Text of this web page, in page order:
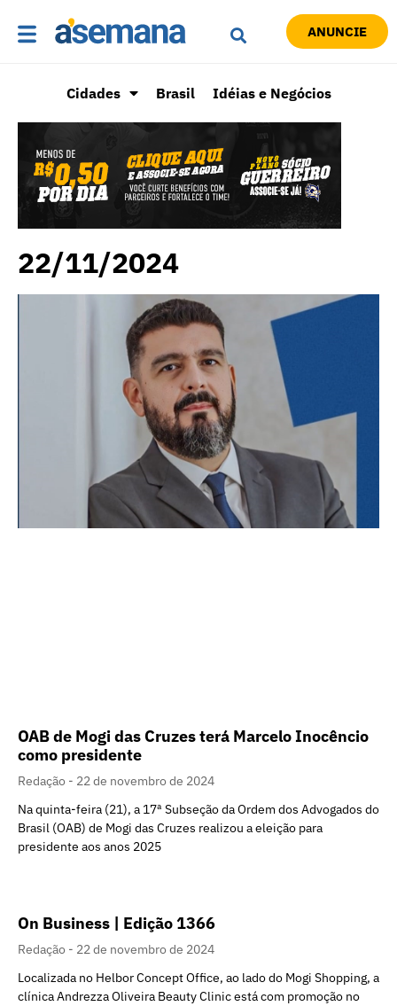
ANUNCIE
Cidades Brasil Idéias e Negócios
22/11/2024
OAB de Mogi das Cruzes terá Marcelo Inocêncio
como presidente
Redação
22 de novembro de 2024
Na quinta-feira (21), a 17ª Subseção da Ordem dos Advogados do
Brasil (OAB) de Mogi das Cruzes realizou a eleição para
presidente aos anos 2025
On Business | Edição 1366
Redação
22 de novembro de 2024
Localizada no Helbor Concept Office, ao lado do Mogi Shopping, a
clínica Andrezza Oliveira Beauty Clinic está com promoção no